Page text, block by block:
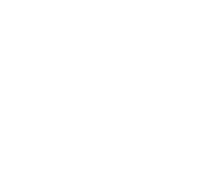
自己苦寻多年的患难“兄
”的阴阳宅，江淮被掳走配“阴婚”。他与